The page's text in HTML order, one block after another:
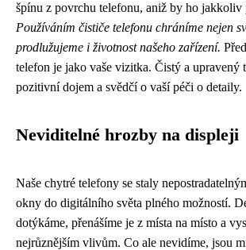
špínu z povrchu telefonu, aniž by ho jakkoliv
Používáním čističe telefonu chráníme nejen
prodlužujeme i životnost našeho zařízení.
telefon je jako vaše vizitka. Čistý a upravený
pozitivní dojem a svědčí o vaší péči o detaily.
Neviditelné hrozby na displeji
Naše chytré telefony se staly
okny do digitálního světa plného možností.
dotýkáme, přenášíme je z místa na místo a
nejrůznějším vlivům. Co ale nevidíme, jsou